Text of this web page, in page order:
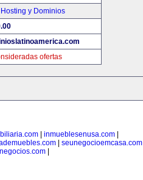
y Dominios
ofertas
| inmueblesenusa.com|
| seunegocioemcasa.com|
|